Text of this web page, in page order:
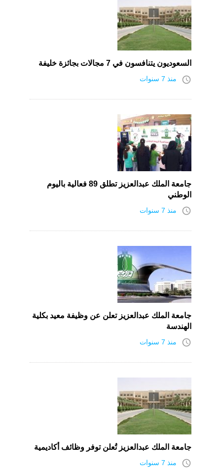
السعوديون يتنافسون في 7 مجالات بجائزة خليفة
access_time منذ 7 سنوات
جامعة الملك عبدالعزيز تطلق 89 فعالية باليوم
الوطني
access_time منذ 7 سنوات
جامعة الملك عبدالعزيز تعلن عن وظيفة معيد بكلية
الهندسة
access_time منذ 7 سنوات
جامعة الملك عبدالعزيز تُعلن توفر وظائف أكاديمية
access_time منذ 7 سنوات